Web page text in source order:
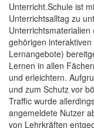
Unterricht.Schule ist
Unterrichtsalltag zu
gehörigen
Lernangebote)
Lernen in allen
und erleichtern.
und zum Schutz vor
Traffic wurde
angemeldete Nutzer
von Lehrkräften